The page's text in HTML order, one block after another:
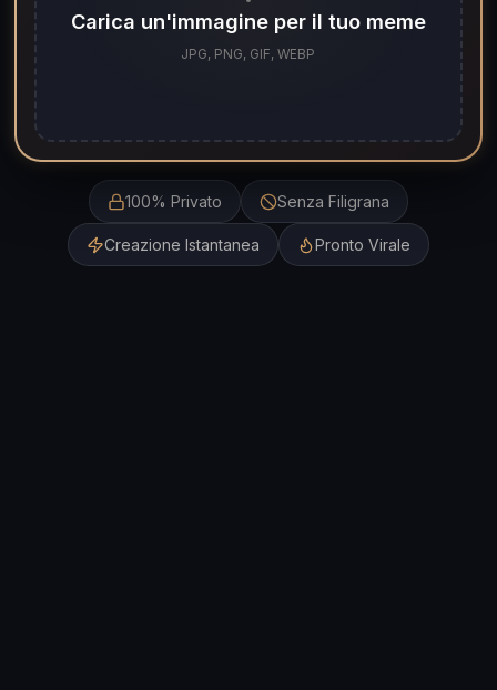
Carica un'immagine per il tuo meme
JPG, PNG, GIF, WEBP
100% Privato Senza Filigrana
Creazione Istantanea Pronto Virale